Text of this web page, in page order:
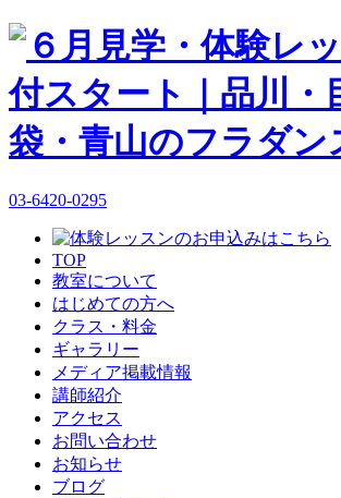
03-6420-0295
TOP
教室について
はじめての方へ
クラス・料金
ギャラリー
メディア掲載情報
講師紹介
アクセス
お問い合わせ
お知らせ
ブログ